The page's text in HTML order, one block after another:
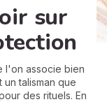
sur
l'on associe bien
un talisman que
des rituels. En